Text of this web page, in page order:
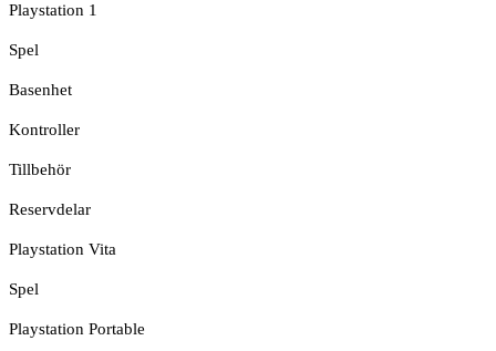
Playstation 1
Spel
Basenhet
Kontroller
Tillbehör
Reservdelar
Playstation Vita
Spel
Playstation Portable